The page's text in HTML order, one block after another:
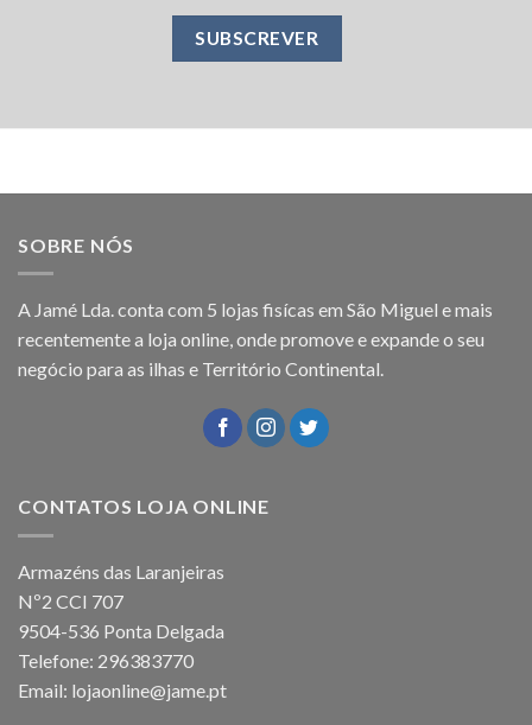
SOBRE NÓS
A Jamé Lda. conta com 5 lojas fisícas em São Miguel e mais
recentemente a loja online, onde promove e expande o seu
negócio para as ilhas e Território Continental.
CONTATOS LOJA ONLINE
Armazéns das Laranjeiras
Nº2 CCI 707
9504-536 Ponta Delgada
Telefone: 296383770
Email: lojaonline@jame.pt